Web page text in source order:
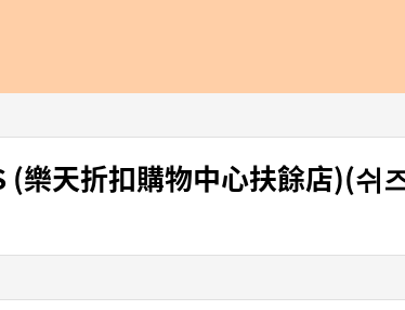
(樂天折扣購物中心扶餘店)(쉬